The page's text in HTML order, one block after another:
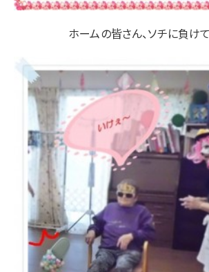
ホームの皆さん、ソチに負け